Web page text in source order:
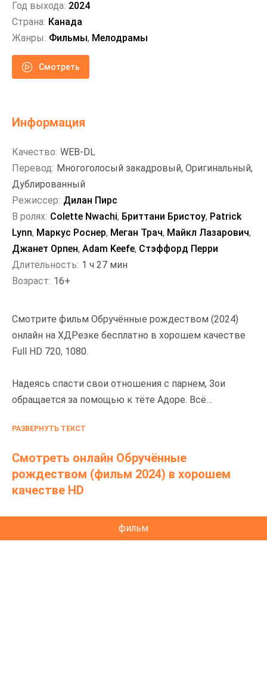
Год выхода: 2024
Страна: Канада
Жанры: Фильмы, Мелодрамы
Смотреть
Смотрите фильм Обручённые рождеством (2024)
онлайн на ХДРезке бесплатно в хорошем качестве
Full HD 720, 1080.
Надеясь спасти свои отношения с парнем, Зои
обращается за помощью к тёте Адоре. Всё
Рождество, и Зои не хочет провести его одна.
РАЗВЕРНУТЬ ТЕКСТ
Смотреть онлайн Обручённые
рождеством (фильм 2024) в хорошем
качестве HD
фильм
Информация
Качество: WEB-DL
Перевод: Многоголосый закадровый, Оригинальный,
Дублированный
Режиссер: Дилан Пирс
В ролях: Colette Nwachi, Бриттани Бристоу, Patrick
Lynn, Маркус Роснер, Меган Трач, Майкл Лазарович,
Джанет Орпен, Adam Keefe, Стэффорд Перри
Длительность: 1 ч 27 мин
Возраст: 16+